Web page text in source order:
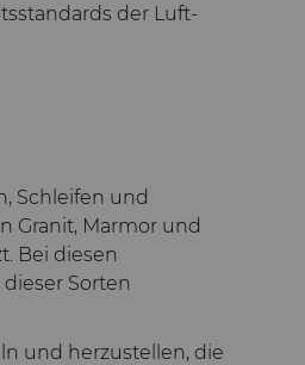
der Luft-
Schleifen und
Granit, Marmor und
Bei diesen
Sorten
und herzustellen, die